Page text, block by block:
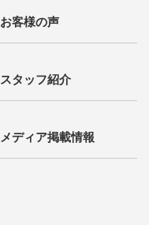
お客様の声
スタッフ紹介
メディア掲載情報